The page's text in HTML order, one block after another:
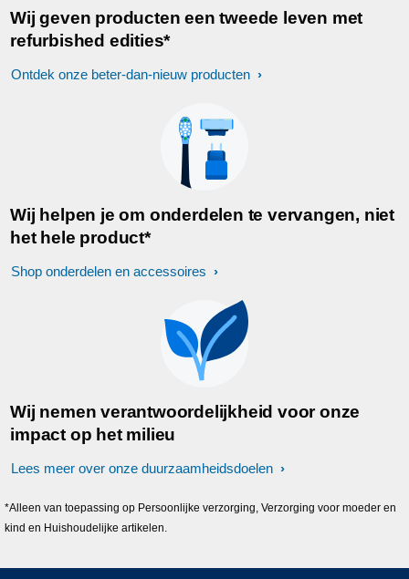
Wij geven producten een tweede leven met
refurbished edities*
Ontdek onze beter-dan-nieuw producten
Wij helpen je om onderdelen te vervangen, niet
het hele product*
Shop onderdelen en accessoires
Wij nemen verantwoordelijkheid voor onze
impact op het milieu
Lees meer over onze duurzaamheidsdoelen
*Alleen van toepassing op Persoonlijke verzorging, Verzorging voor moeder en
kind en Huishoudelijke artikelen.